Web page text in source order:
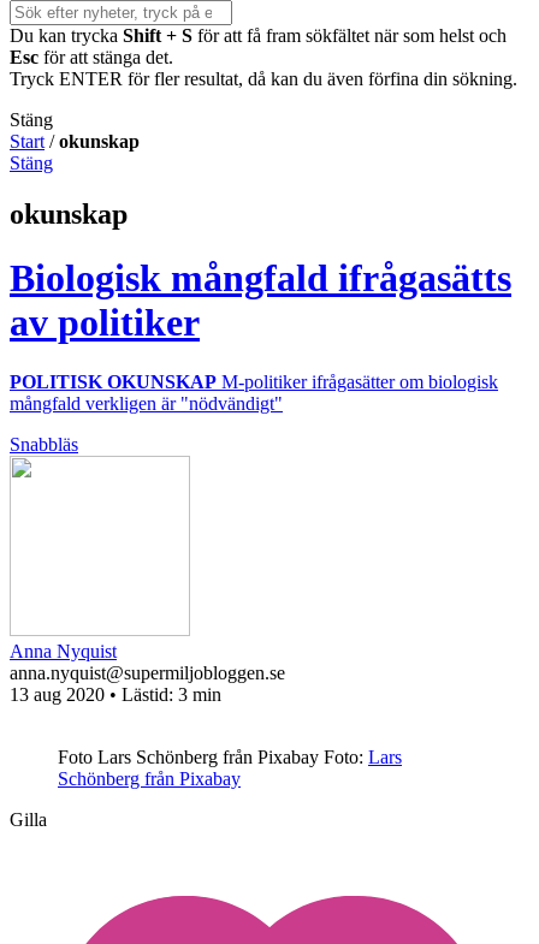
Du kan trycka Shift + S för att få fram sökfältet när som helst och
Esc för att stänga det.
Tryck ENTER för fler resultat, då kan du även förfina din sökning.
Stäng
Start /okunskap
Stäng
okunskap
Biologisk mångfald ifrågasätts
av politiker
POLITISK OKUNSKAP M-politiker ifrågasätter om biologisk
mångfald verkligen är "nödvändigt"
Snabbläs
Anna Nyquist
anna.nyquist@supermiljobloggen.se
13 aug 2020 • Lästid: 3 min
Foto Lars Schönberg från Pixabay Foto: Lars
Schönberg från Pixabay
Gilla